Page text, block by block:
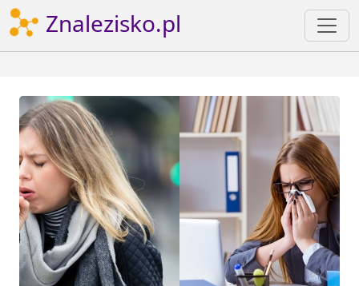
Znalezisko.pl